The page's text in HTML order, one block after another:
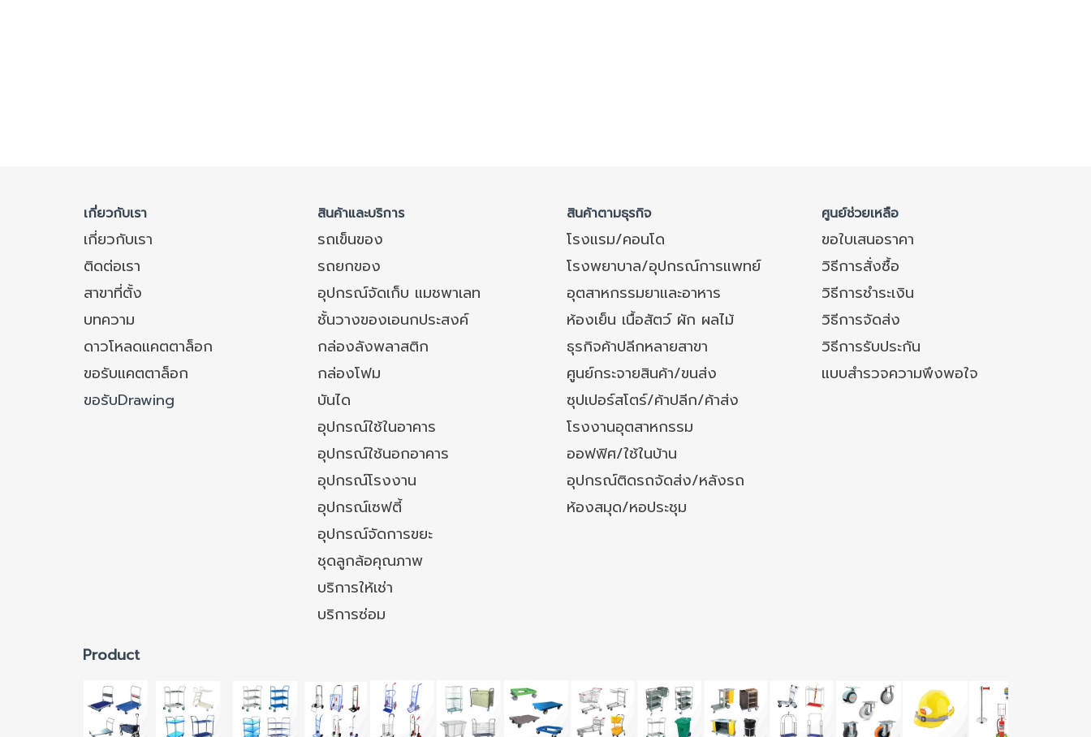
เกี่ยวกับเรา สินค้าและบริการ สินค้าตามธุรกิจ ศูนย์ช่วยเหลือ
เกี่ยวกับเรา รถเข็นของ โรงแรม/คอนโด
ขอใบเสนอราคา
ติดต่อเรา
รถยกของ โรงพยาบาล/อุปกรณ์การแพทย์
วิธีการสั่งซื้อ
สาขาที่ตั้ง
อุปกรณ์จัดเก็บ แมชพาเลท อุตสาหกรรมยาและอาหาร
วิธีการชำระเงิน
บทความ
ชั้นวางของเอนกประสงค์ ห้องเย็น เนื้อสัตว์ ผัก ผลไม้
วิธีการจัดส่ง
ดาวโหลดแคตตาล็อก
กล่องลังพลาสติก ธุรกิจค้าปลีกหลายสาขา
วิธีการรับประกัน
ขอรับแคตตาล็อก
กล่องโฟม ศูนย์กระจายสินค้า/ขนส่ง
แบบสำรวจความพึงพอใจ
ขอรับDrawing
บันได
ซุปเปอร์สโตร์/ค้าปลีก/ค้าส่ง
อุปกรณ์ใช้ในอาคาร
โรงงานอุตสาหกรรม
อุปกรณ์ใช้นอกอาคาร
ออฟฟิศ/ใช้ในบ้าน
อุปกรณ์โรงงาน
อุปกรณ์ติดรถจัดส่ง/หลังรถ
อุปกรณ์เซฟตี้
ห้องสมุด/หอประชุม
อุปกรณ์จัดการขยะ
ชุดลูกล้อคุณภาพ
บริการให้เช่า
บริการซ่อม
Product